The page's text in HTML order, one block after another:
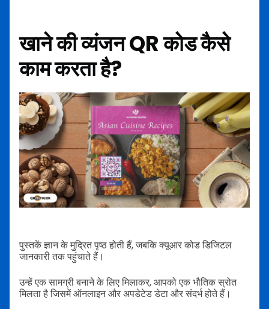
खाने की व्यंजन QR कोड कैसे
काम करता है?
पुस्तकें ज्ञान के मुद्रित पृष्ठ होती हैं, जबकि क्यूआर कोड डिजिटल
जानकारी तक पहुंचाते हैं।
उन्हें एक सामग्री बनाने के लिए मिलाकर, आपको एक भौतिक स्रोत
मिलता है जिसमें ऑनलाइन और अपडेटेड डेटा और संदर्भ होते हैं।